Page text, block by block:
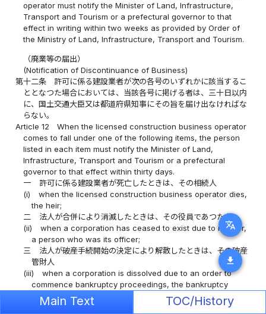
translate
download
operator must notify the Minister of Land, Infrastructure,
Transport and Tourism or a prefectural governor to that
effect in writing within two weeks as provided by Order of
the Ministry of Land, Infrastructure, Transport and Tourism.
（廃業等の届出）
(Notification of Discontinuance of Business)
第十二条
許可に係る建設業者が次の各号のいずれかに該当するこ
ととなつた場合においては、当該各号に掲げる者は、三十日以内
に、国土交通大臣又は都道府県知事にその旨を届け出なければな
らない。
Article 12
When the licensed construction business operator
comes to fall under one of the following items, the person
listed in each item must notify the Minister of Land,
Infrastructure, Transport and Tourism or a prefectural
governor to that effect within thirty days.
一
許可に係る建設業者が死亡したときは、その相続人
(i)
when the licensed construction business operator dies,
the heir;
二
法人が合併により消滅したときは、その役員であつた者
(ii)
when a corporation has ceased to exist due to merger,
a person who was its officer;
三
法人が破産手続開始の決定により解散したときは、その破産
管財人
(iii)
when a corporation is dissolved due to an order to
commence bankruptcy proceedings, the bankruptcy
trustee;
法人が合併又は破産手続開始の決定以外の事由により解散し
Main Text TOC/History